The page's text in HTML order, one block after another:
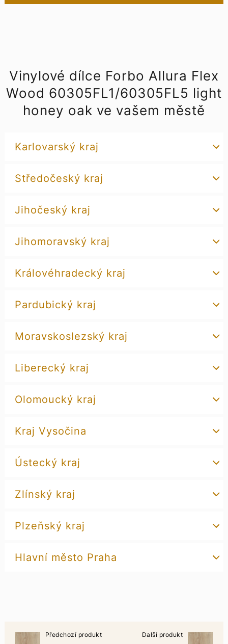
Vinylové dílce Forbo Allura Flex
Wood 60305FL1/60305FL5 light
honey oak ve vašem městě
Karlovarský kraj
Středočeský kraj
Jihočeský kraj
Jihomoravský kraj
Královéhradecký kraj
Pardubický kraj
Moravskoslezský kraj
Liberecký kraj
Olomoucký kraj
Kraj Vysočina
Ústecký kraj
Zlínský kraj
Plzeňský kraj
Hlavní město Praha
Předchozí produkt Další produkt